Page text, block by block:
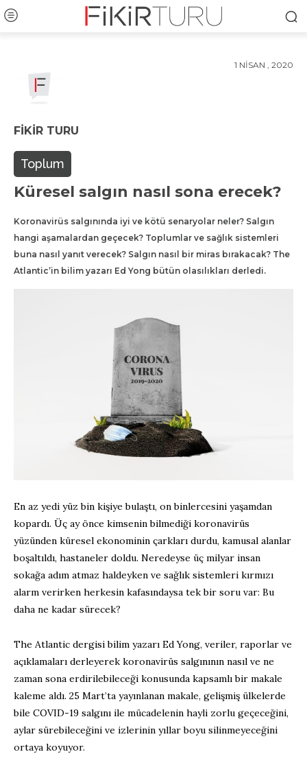
1 NISAN , 2020
FIKIR TURU
Toplum
Küresel salgın nasıl sona erecek?
Koronavirüs salgınında iyi ve kötü senaryolar neler? Salgın
hangi aşamalardan geçecek? Toplumlar ve sağlık sistemleri
buna nasıl yanıt verecek? Salgın nasıl bir miras bırakacak? The
Atlantic’in bilim yazarı Ed Yong bütün olasılıkları derledi.
En az yedi yüz bin kişiye bulaştı, on binlercesini yaşamdan
kopardı. Üç ay önce kimsenin bilmediği koronavirüs
yüzünden küresel ekonominin çarkları durdu, kamusal alanlar
boşaltıldı, hastaneler doldu. Neredeyse üç milyar insan
sokağa adım atmaz haldeyken ve sağlık sistemleri kırmızı
alarm verirken herkesin kafasındaysa tek bir soru var: Bu
daha ne kadar sürecek?
The Atlantic dergisi bilim yazarı Ed Yong, veriler, raporlar ve
açıklamaları derleyerek koronavirüs salgınının nasıl ve ne
zaman sona erdirilebileceği konusunda kapsamlı bir makale
kaleme aldı. 25 Mart’ta yayınlanan makale, gelişmiş ülkelerde
bile COVID-19 salgını ile mücadelenin hayli zorlu geçeceğini,
aylar sürebileceğini ve izlerinin yıllar boyu silinmeyeceğini
ortaya koyuyor.